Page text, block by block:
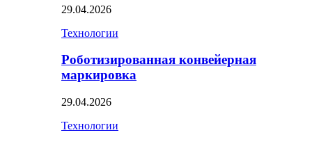
29.04.2026
Технологии
Роботизированная конвейерная
маркировка
29.04.2026
Технологии